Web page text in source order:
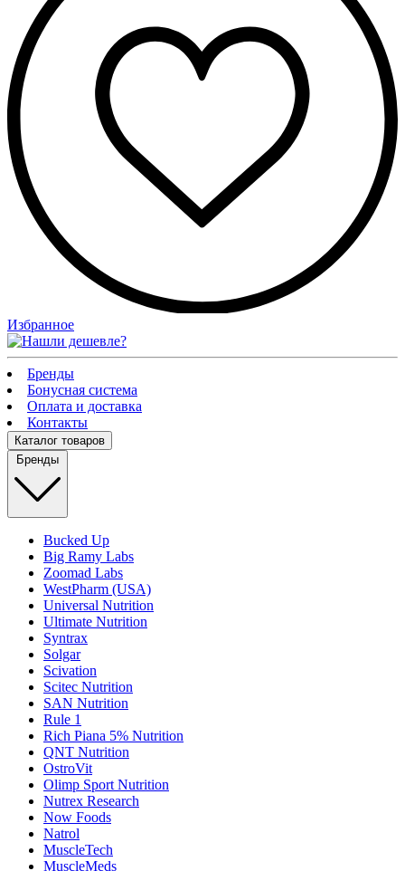
Избранное
Бренды
Бонусная система
Оплата и доставка
Контакты
Каталог товаров
Бренды
Bucked Up
Big Ramy Labs
Zoomad Labs
WestPharm (USA)
Universal Nutrition
Ultimate Nutrition
Syntrax
Solgar
Scivation
Scitec Nutrition
SAN Nutrition
Rule 1
Rich Piana 5% Nutrition
QNT Nutrition
OstroVit
Olimp Sport Nutrition
Nutrex Research
Now Foods
Natrol
MuscleTech
MuscleMeds